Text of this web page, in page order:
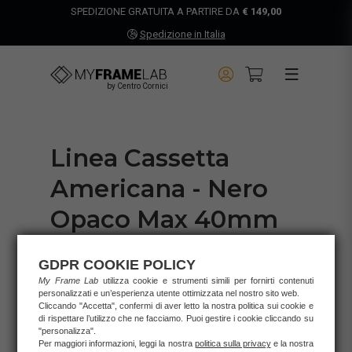
SPEDIZIONE GRATUITA A PARTIRE DA € 149,00
Spedizione in Italia
by Centro Cornici
Linea Cassetta
Americana - Nero
Opaco Max 40mm
Codice Articolo:1310NOPA
Stile:CASSETTA AMERICANA
Colore Base:NERO
Finitura:OPACA
Materiale:
Gancetti:inclusi su entrambi i lati
GDPR COOKIE POLICY
My Frame Lab utilizza cookie e strumenti simili per fornirti contenuti
personalizzati e un’esperienza utente ottimizzata nel nostro sito web.
Cliccando "Accetta", confermi di aver letto la nostra politica sui cookie e
di rispettare l’utilizzo che ne facciamo. Puoi gestire i cookie cliccando su
"personalizza".
Per maggiori informazioni, leggi la nostra politica sulla privacye la nostra